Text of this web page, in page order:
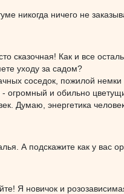
никогда ничего не
сказочная! Как и все
уходу за садом?
соседок, пожилой немки
огромный и обильно
Думаю, энергетика
А подскажите как у вас
Я новичок и